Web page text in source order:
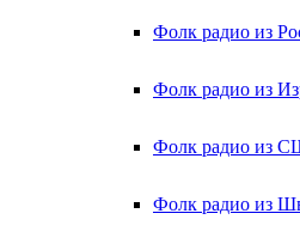
Фолк радио из
Фолк радио из
Фолк радио из
Фолк радио из